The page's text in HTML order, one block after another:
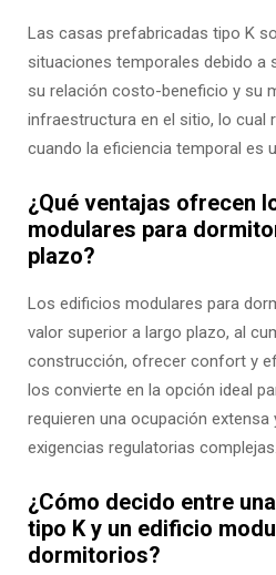
Las casas prefabricadas tipo K
situaciones temporales debido a
su relación costo-beneficio y su
infraestructura en el sitio, lo cual
cuando la eficiencia temporal es
¿Qué ventajas ofrecen
modulares para
plazo?
Los edificios modulares para
valor superior a largo plazo, al
construcción, ofrecer confort y
los convierte en la opción ideal
requieren una ocupación extensa
exigencias regulatorias complejas.
¿Cómo decido entre
tipo K y un edificio
dormitorios?